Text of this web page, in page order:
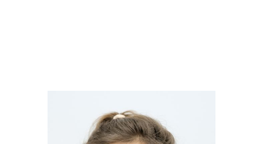
Panoptikum
2020